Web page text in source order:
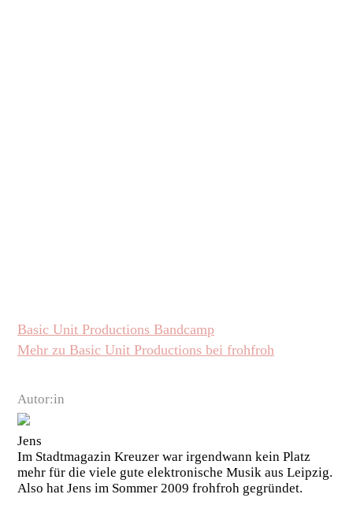
Autor:in
Jens
Im Stadtmagazin Kreuzer war irgendwann kein Platz
mehr für die viele gute elektronische Musik aus Leipzig.
Also hat Jens im Sommer 2009 frohfroh gegründet.
Basic Unit Productions Bandcamp
Mehr zu Basic Unit Productions bei frohfroh